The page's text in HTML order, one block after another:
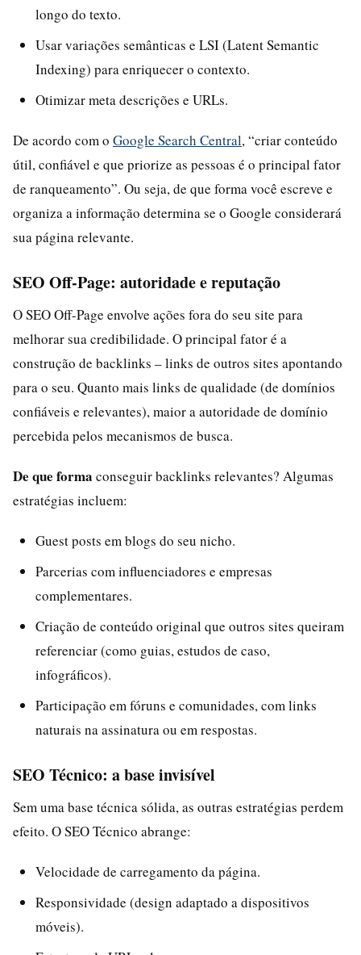
longo do texto.
Usar variações semânticas e LSI (Latent Semantic
Indexing) para enriquecer o contexto.
Otimizar meta descrições e URLs.
De acordo com o Google Search Central, “criar conteúdo
útil, confiável e que priorize as pessoas é o principal fator
de ranqueamento”. Ou seja, de que forma você escreve e
organiza a informação determina se o Google considerará
sua página relevante.
SEO Off-Page: autoridade e reputação
O SEO Off-Page envolve ações fora do seu site para
melhorar sua credibilidade. O principal fator é a
construção de backlinks – links de outros sites apontando
para o seu. Quanto mais links de qualidade (de domínios
confiáveis e relevantes), maior a autoridade de domínio
percebida pelos mecanismos de busca.
De que forma conseguir backlinks relevantes? Algumas
estratégias incluem:
Guest posts em blogs do seu nicho.
Parcerias com influenciadores e empresas
complementares.
Criação de conteúdo original que outros sites queiram
referenciar (como guias, estudos de caso,
infográficos).
Participação em fóruns e comunidades, com links
naturais na assinatura ou em respostas.
SEO Técnico: a base invisível
Sem uma base técnica sólida, as outras estratégias perdem
efeito. O SEO Técnico abrange:
Velocidade de carregamento da página.
Responsividade (design adaptado a dispositivos
móveis).